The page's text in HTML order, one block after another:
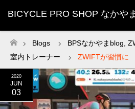
BICYCLE PRO SHOP なかやま
ホーム
Blogs BPSなかやまblog
室内トレーナー
ZWIFTが習慣に
2020
JUN
03